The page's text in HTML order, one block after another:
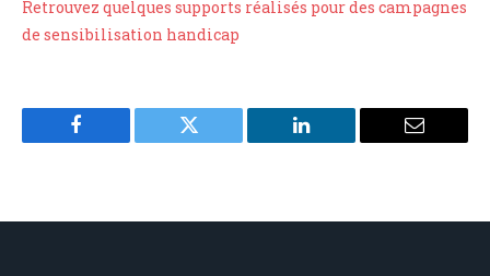
Retrouvez quelques supports réalisés pour des campagnes
de sensibilisation handicap
Facebook Twitter LinkedIn Email